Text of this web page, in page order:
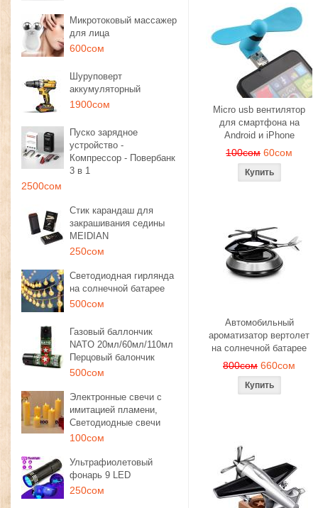
Микротоковый массажер
для лица
600сом
Шуруповерт
аккумуляторный
1900сом
Пуско зарядное
устройство -
Компрессор - Повербанк
3 в 1
2500сом
Стик карандаш для
закрашивания седины
MEIDIAN
250сом
Светодиодная гирлянда
на солнечной батарее
500сом
Газовый баллончик
NATO 20мл/60мл/110мл
Перцовый балончик
500сом
Электронные свечи с
имитацией пламени,
Светодиодные свечи
100сом
Ультрафиолетовый
фонарь 9 LED
250сом
Micro usb вентилятор
для смартфона на
Android и iPhone
100сом 60сом
Автомобильный
ароматизатор вертолет
на солнечной батарее
800сом 660сом